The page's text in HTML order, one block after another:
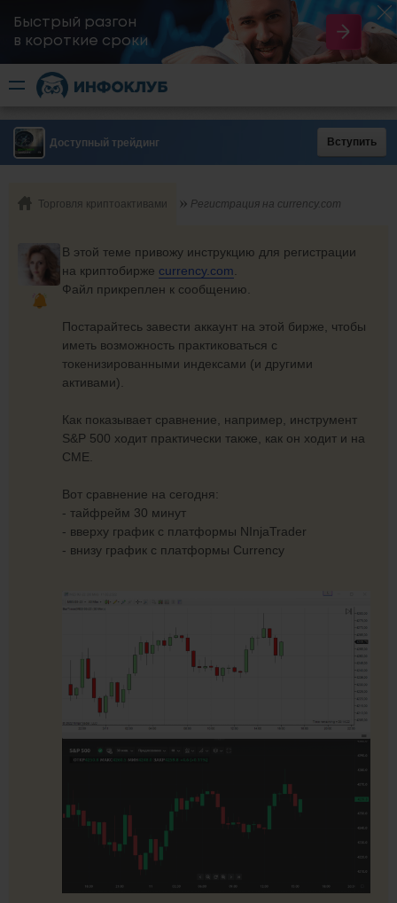
Быстрый разгон
​в короткие сроки
Доступный трейдинг Вступить
Торговля криптоактивами Регистрация на currency.com
В этой теме привожу инструкцию для регистрации
на криптобирже currency.com
Файл прикреплен к сообщению.
Постарайтесь завести аккаунт на этой бирже, чтобы
иметь возможность практиковаться с
токенизированными индексами (и другими
активами).
Как показывает сравнение, например, инструмент
S&P 500 ходит практически также, как он ходит и на
СМЕ.
Вот сравнение на сегодня:
- тайфрейм 30 минут
- вверху график с платформы NInjaTrader
- внизу график с платформы Currency